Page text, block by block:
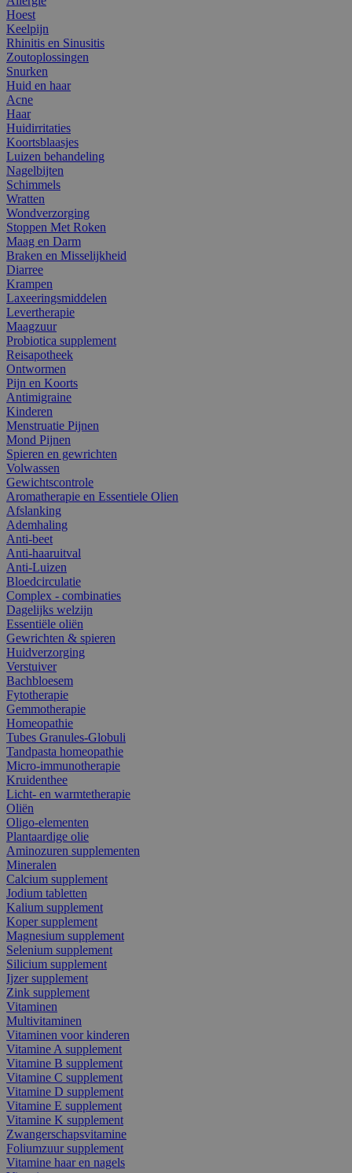
Hoest
Keelpijn
Rhinitis en Sinusitis
Zoutoplossingen
Snurken
Huid en haar
Acne
Haar
Huidirritaties
Koortsblaasjes
Luizen behandeling
Nagelbijten
Schimmels
Wratten
Wondverzorging
Stoppen Met Roken
Maag en Darm
Braken en Misselijkheid
Diarree
Krampen
Laxeeringsmiddelen
Levertherapie
Maagzuur
Probiotica supplement
Reisapotheek
Ontwormen
Pijn en Koorts
Antimigraine
Kinderen
Menstruatie Pijnen
Mond Pijnen
Spieren en gewrichten
Volwassen
Gewichtscontrole
Aromatherapie en Essentiele Olien
Afslanking
Ademhaling
Anti-beet
Anti-haaruitval
Anti-Luizen
Bloedcirculatie
Complex - combinaties
Dagelijks welzijn
Essentiële oliën
Gewrichten & spieren
Huidverzorging
Verstuiver
Bachbloesem
Fytotherapie
Gemmotherapie
Homeopathie
Tubes Granules-Globuli
Tandpasta homeopathie
Micro-immunotherapie
Kruidenthee
Licht- en warmtetherapie
Oliën
Oligo-elementen
Plantaardige olie
Aminozuren supplementen
Mineralen
Calcium supplement
Jodium tabletten
Kalium supplement
Koper supplement
Magnesium supplement
Selenium supplement
Silicium supplement
Ijzer supplement
Zink supplement
Vitaminen
Multivitaminen
Vitaminen voor kinderen
Vitamine A supplement
Vitamine B supplement
Vitamine C supplement
Vitamine D supplement
Vitamine E supplement
Vitamine K supplement
Zwangerschapsvitamine
Foliumzuur supplement
Vitamine haar en nagels